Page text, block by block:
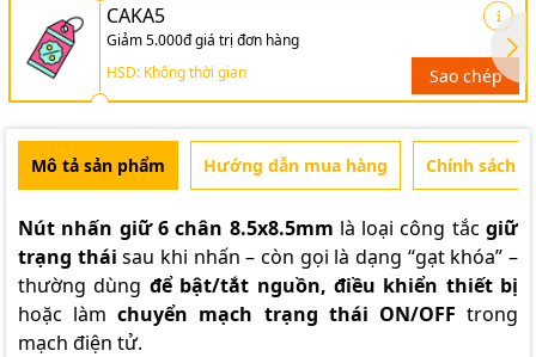
CAKA5
Giảm 5.000đ giá trị đơn hàng
HSD: Không thời gian
Sao chép
Mô tả sản phẩm Hướng dẫn mua hàng Chính sách
Nút nhấn giữ 6 chân 8.5x8.5mm là loại công tắc giữ
trạng thái sau khi nhấn – còn gọi là dạng “gạt khóa” –
thường dùng để bật/tắt nguồn, điều khiển thiết bị
hoặc làmchuyển mạch trạng thái ON/OFF trong
mạch điện tử.